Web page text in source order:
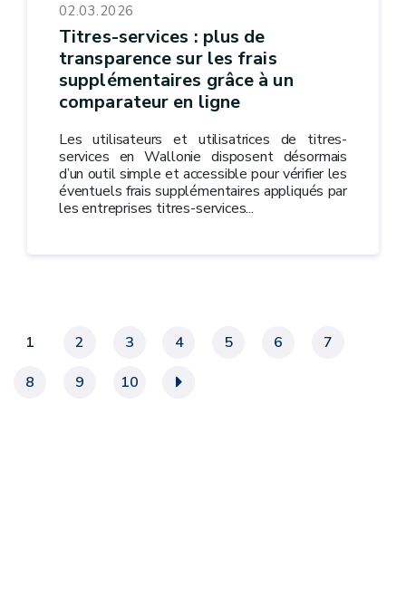
02.03.2026
Titres-services : plus de
transparence sur les frais
supplémentaires grâce à un
comparateur en ligne
Les utilisateurs et utilisatrices de titres-
services en Wallonie disposent désormais
d’un outil simple et accessible pour vérifier les
éventuels frais supplémentaires appliqués par
les entreprises titres-services...
1 2 3 4 5 6
7
8
9 10 »